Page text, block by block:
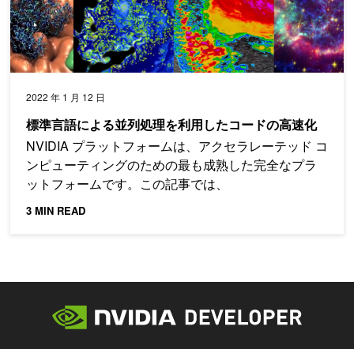
2022 年 1 月 12 日
標準言語による並列処理を利用したコードの高速化
NVIDIA プラットフォームは、アクセラレーテッド コ
ンピューティングのための最も成熟した完全なプラ
ットフォームです。この記事では、
3 MIN READ